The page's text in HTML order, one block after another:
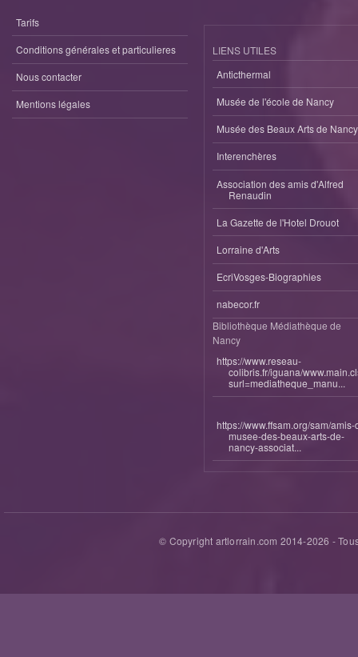
Tarifs
Conditions générales et particulieres
Nous contacter
Mentions légales
LIENS UTILES
Anticthermal
Musée de l'école de Nancy
Musée des Beaux Arts de Nancy
Interenchères
Association des amis d'Alfred
Renaudin
La Gazette de l'Hotel Drouot
Lorraine d'Arts
EcriVosges-Biographies
nabecor.fr
Bibliothèque Médiathèque de
Nancy
https://www.reseau-
colibris.fr/iguana/
surl=mediatheque_manu...
https://www.ffsam.org/sam/amis-
musee-des-beaux-arts-de-
nancy-associat...
© Copyright artlorrain.com 2014-2026 -